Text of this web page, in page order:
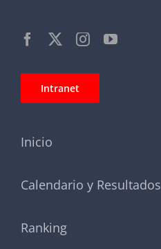
Intranet
Inicio
Calendario y Resultados
Ranking